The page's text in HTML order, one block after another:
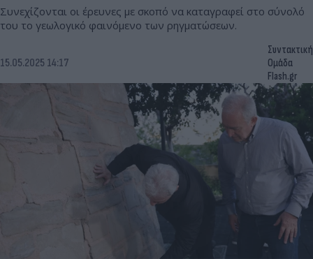
Συνεχίζονται οι έρευνες με σκοπό να καταγραφεί στο σύνολό
του το γεωλογικό φαινόμενο των ρηγματώσεων.
15.05.2025 14:17
Συντακτική
Ομάδα
Flash.gr